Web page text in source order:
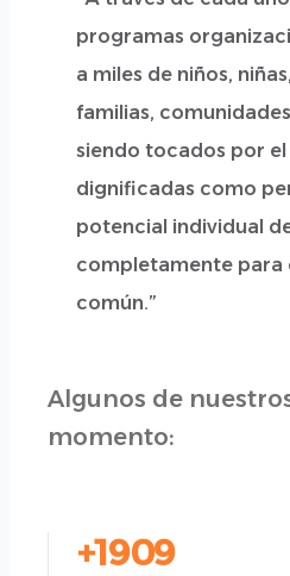
programas
a miles de niños,
familias,
siendo tocados por el
dignificadas como
potencial individual
completamente para
común.”
Algunos de
momento:
+1909